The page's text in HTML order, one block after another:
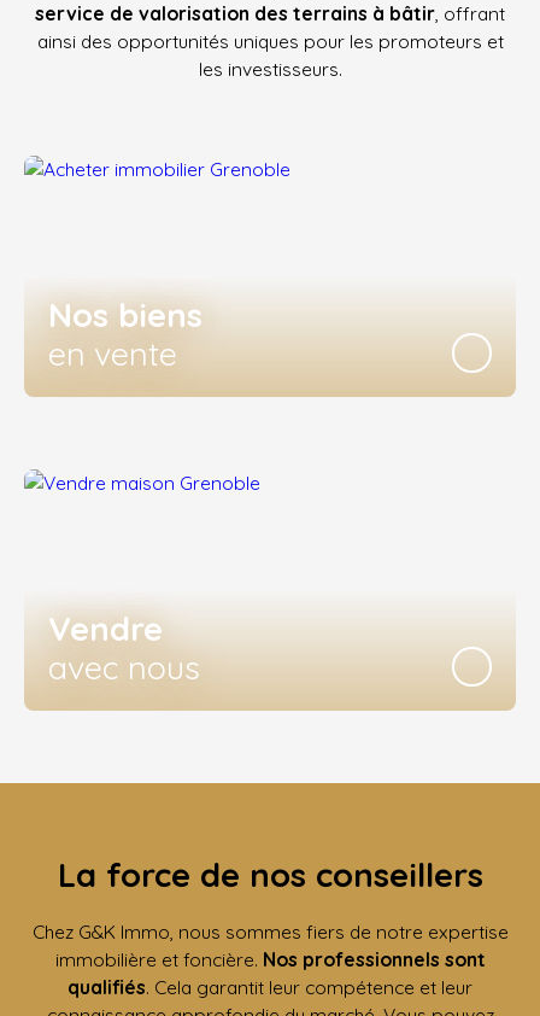
service de valorisation des terrains à bâtir, offrant
ainsi des opportunités uniques pour les promoteurs et
les investisseurs.
Nos biens
en vente
Vendre
avec nous
La force de nos conseillers
Chez G&K Immo, nous sommes fiers de notre expertise
immobilière et foncière. Nos professionnels sont
qualifiés. Cela garantit leur compétence et leur